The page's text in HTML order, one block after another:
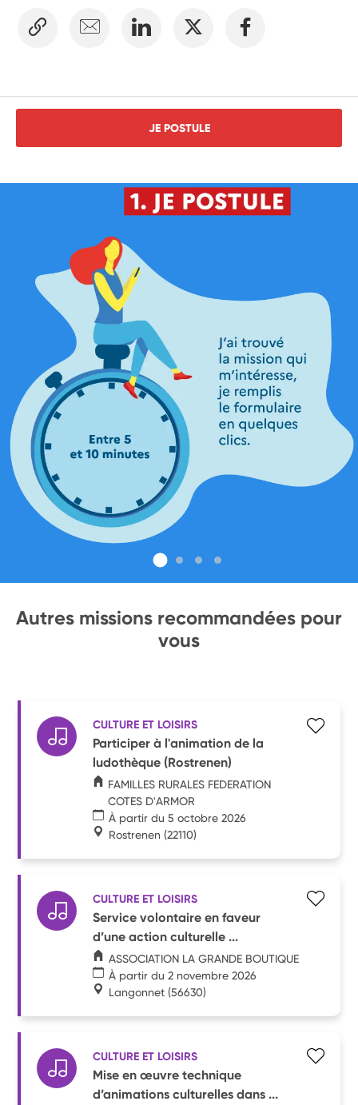
JE POSTULE
Autres missions recommandées pour
vous
CULTURE ET LOISIRS
Participer à l'animation de la
ludothèque (Rostrenen)
FAMILLES RURALES FEDERATION
COTES D'ARMOR
À partir du 5 octobre 2026
Rostrenen (22110)
CULTURE ET LOISIRS
Service volontaire en faveur
d’une action culturelle ...
ASSOCIATION LA GRANDE BOUTIQUE
À partir du 2 novembre 2026
Langonnet (56630)
CULTURE ET LOISIRS
Mise en œuvre technique
d’animations culturelles dans ...